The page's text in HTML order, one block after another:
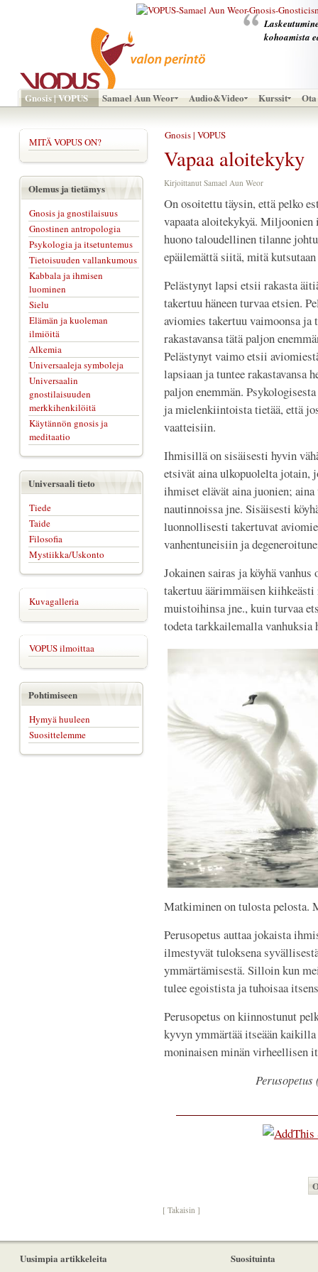
kohoamista
Gnosis | VOPUS Samael Aun Weor Audio&Video Kurssit
Gnosis | VOPUS
Vapaa aloitekyky
Kirjoittanut Samael Aun Weor
On osoitettu täysin, että pelko
vapaata aloitekykyä. Miljoonien
huono taloudellinen tilanne
epäilemättä siitä, mitä
Pelästynyt lapsi etsii rakasta
takertuu häneen turvaa etsien.
aviomies takertuu vaimoonsa ja
rakastavansa tätä paljon
Pelästynyt vaimo etsii
lapsiaan ja tuntee rakastavansa
paljon enemmän.
ja mielenkiintoista tietää, että
vaatteisiin.
Ihmisillä on sisäisesti hyvin
etsivät aina ulkopuolelta jotain,
ihmiset elävät aina juonien;
nautinnoissa jne. Sisäisesti
luonnollisesti takertuvat
vanhentuneisiin ja
Jokainen sairas ja köyhä
takertuu äärimmäisen
muistoihinsa jne., kuin turvaa
todeta tarkkailemalla
Matkiminen on tulosta pelosta.
Perusopetus auttaa jokaista
ilmestyvät tuloksena
ymmärtämisestä. Silloin kun
tulee egoistista ja tuhoisaa
Perusopetus on kiinnostunut
kyvyn ymmärtää itseään
moninaisen minän virheellisen
Perusopetus
[ Takaisin ]
MITÄ VOPUS ON?
Olemus ja tietämys
Gnosis ja gnostilaisuus
Gnostinen antropologia
Psykologia ja itsetuntemus
Tietoisuuden vallankumous
Kabbala ja ihmisen
luominen
Sielu
Elämän ja kuoleman
ilmiöitä
Alkemia
Universaaleja symboleja
Universaalin
gnostilaisuuden
merkkihenkilöitä
Käytännön gnosis ja
meditaatio
Universaali tieto
Tiede
Taide
Filosofia
Mystiikka/Uskonto
Kuvagalleria
VOPUS ilmoittaa
Pohtimiseen
Hymyä huuleen
Suosittelemme
Uusimpia artikkeleita Suosituinta